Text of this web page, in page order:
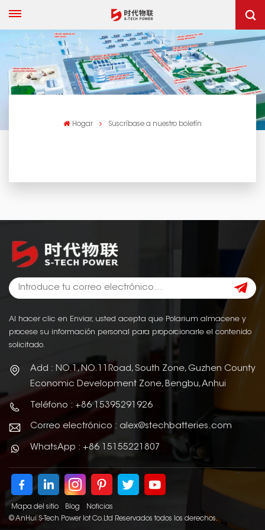
Hogar Suscríbase a nuestro boletín
Al hacer clic en Enviar, usted acepta que Polarium almacene y
procese su información personal para proporcionarle el contenido
solicitado.
Add : NO.1, NO.11Road, South Zone, Guzhen County
Economic Development Zone, Bengbu, Anhui
Teléfono : +86 15395291926
Correo electrónico : alex@stechbatteries.com
WhatsApp : +86 15155221807
Mapa del sitio Blog
Noticias
© AnHui S-Tech Power Iot Co.Ltd Reservados todos los derechos.